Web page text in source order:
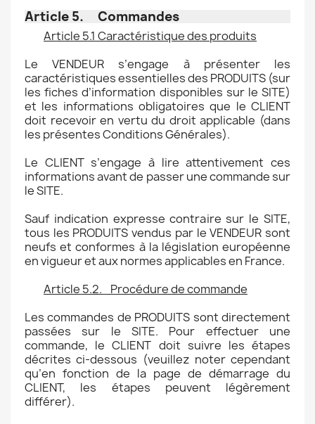
Article 5. Commandes
Article 5.1 Caractéristique des produits
Le VENDEUR s’engage à présenter les
caractéristiques essentielles des PRODUITS (sur
les fiches d’information disponibles sur le SITE)
et les informations obligatoires que le CLIENT
doit recevoir en vertu du droit applicable (dans
les présentes Conditions Générales).
Le CLIENT s’engage à lire attentivement ces
informations avant de passer une commande sur
le SITE.
Sauf indication expresse contraire sur le SITE,
tous les PRODUITS vendus par le VENDEUR sont
neufs et conformes à la législation européenne
en vigueur et aux normes applicables en France.
Article 5.2. Procédure de commande
Les commandes de PRODUITS sont directement
passées sur le SITE. Pour effectuer une
commande, le CLIENT doit suivre les étapes
décrites ci-dessous (veuillez noter cependant
qu’en fonction de la page de démarrage du
CLIENT, les étapes peuvent légèrement
différer).